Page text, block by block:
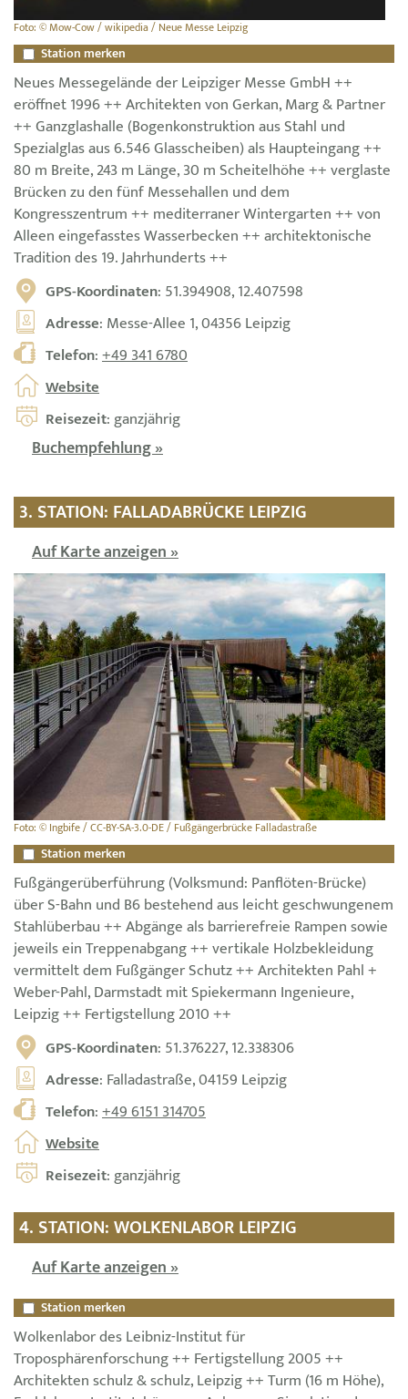
Foto: © Mow-Cow / wikipedia / Neue Messe Leipzig
Station merken
Neues Messegelände der Leipziger Messe GmbH ++
eröffnet 1996 ++ Architekten von Gerkan, Marg & Partner
++ Ganzglashalle (Bogenkonstruktion aus Stahl und
Spezialglas aus 6.546 Glasscheiben) als Haupteingang ++
80 m Breite, 243 m Länge, 30 m Scheitelhöhe ++ verglaste
Brücken zu den fünf Messehallen und dem
Kongresszentrum ++ mediterraner Wintergarten ++ von
Alleen eingefasstes Wasserbecken ++ architektonische
Tradition des 19. Jahrhunderts ++
GPS-Koordinaten: 51.394908, 12.407598
Adresse: Messe-Allee 1, 04356 Leipzig
Telefon:+49 341 6780
Website
Reisezeit: ganzjährig
Buchempfehlung »
3. STATION: FALLADABRÜCKE LEIPZIG
Auf Karte anzeigen »
Foto: © Ingbife / CC-BY-SA-3.0-DE / Fußgängerbrücke Falladastraße
Station merken
Fußgängerüberführung (Volksmund: Panflöten-Brücke)
über S-Bahn und B6 bestehend aus leicht geschwungenem
Stahlüberbau ++ Abgänge als barrierefreie Rampen sowie
jeweils ein Treppenabgang ++ vertikale Holzbekleidung
vermittelt dem Fußgänger Schutz ++ Architekten Pahl +
Weber-Pahl, Darmstadt mit Spiekermann Ingenieure,
Leipzig ++ Fertigstellung 2010 ++
GPS-Koordinaten: 51.376227, 12.338306
Adresse: Falladastraße, 04159 Leipzig
Telefon:+49 6151 314705
Website
Reisezeit: ganzjährig
4. STATION: WOLKENLABOR LEIPZIG
Auf Karte anzeigen »
Station merken
Wolkenlabor des Leibniz-Institut für
Troposphärenforschung ++ Fertigstellung 2005 ++
Architekten schulz & schulz, Leipzig ++ Turm (16 m Höhe),